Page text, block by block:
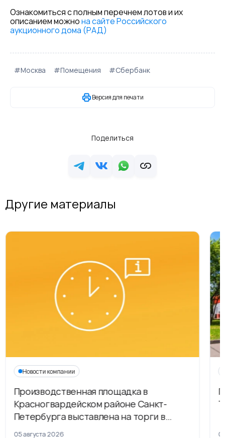
Ознакомиться с полным перечнем лотов и их
описанием можнона сайте Российского
аукционного дома (РАД)
#Москва #Помещения #Сбербанк
Версия для печати
Поделиться
Другие материалы
Новости компании
Производственная площадка в
Красногвардейском районе Санкт-
Петербурга выставлена на торги в
рамках приватизации
05 августа 2026